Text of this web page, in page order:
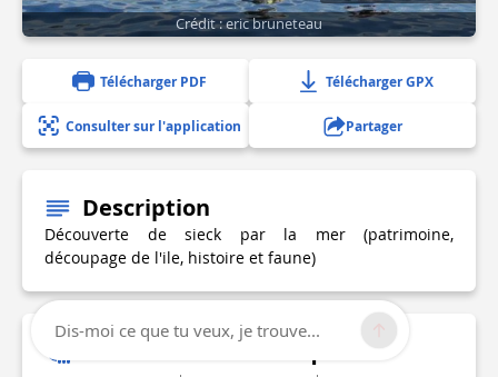
Crédit : eric bruneteau
Télécharger PDF Télécharger GPX
Consulter sur l'application Partager
Description
Découverte de sieck par la mer (patrimoine,
découpage de l'ile, histoire et faune)
Informations techniques
Dis-moi ce que tu veux, je trouve...